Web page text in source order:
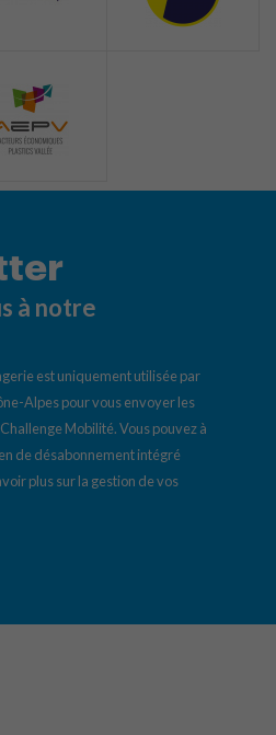
à notre
est uniquement utilisée par
Alpes pour vous envoyer les
Mobilité. Vous pouvez à
de désabonnement intégré
plus sur la gestion de vos